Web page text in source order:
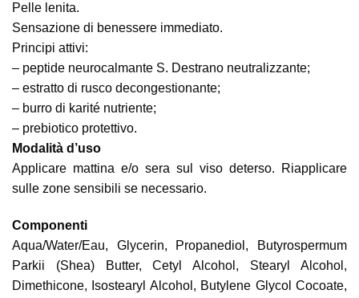
Pelle lenita.
Sensazione di benessere immediato.
Principi attivi:
– peptide neurocalmante S. Destrano neutralizzante;
– estratto di rusco decongestionante;
– burro di karité nutriente;
– prebiotico protettivo.
Modalità d’uso
Applicare mattina e/o sera sul viso deterso. Riapplicare
sulle zone sensibili se necessario.
Componenti
Aqua/Water/Eau, Glycerin, Propanediol, Butyrospermum
Parkii (Shea) Butter, Cetyl Alcohol, Stearyl Alcohol,
Dimethicone, Isostearyl Alcohol, Butylene Glycol Cocoate,